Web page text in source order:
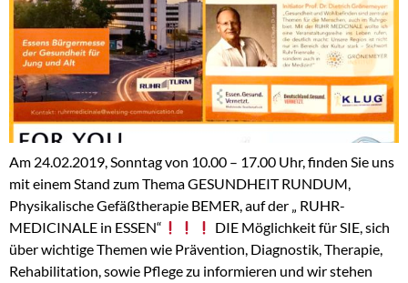
Am 24.02.2019, Sonntag von 10.00 – 17.00 Uhr, finden Sie uns
mit einem Stand zum Thema GESUNDHEIT RUNDUM,
Physikalische Gefäßtherapie BEMER, auf der „ RUHR-
MEDICINALE in ESSEN“
DIE Möglichkeit für SIE, sich
über wichtige Themen wie Prävention, Diagnostik, Therapie,
Rehabilitation, sowie Pflege zu informieren und wir stehen